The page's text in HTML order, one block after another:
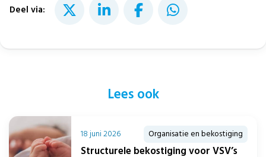
Deel via:
Lees ook
18 juni 2026 Organisatie en bekostiging
Structurele bekostiging voor VSV’s